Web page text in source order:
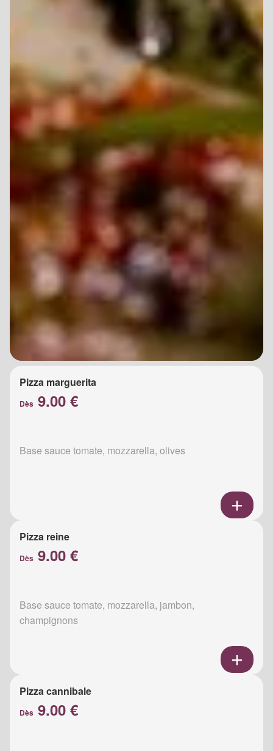
Pizza marguerita
Dès 9.00 €
Base sauce tomate, mozzarella, olives
Pizza reine
Dès 9.00 €
Base sauce tomate, mozzarella, jambon,
champignons
Pizza cannibale
Dès 9.00 €